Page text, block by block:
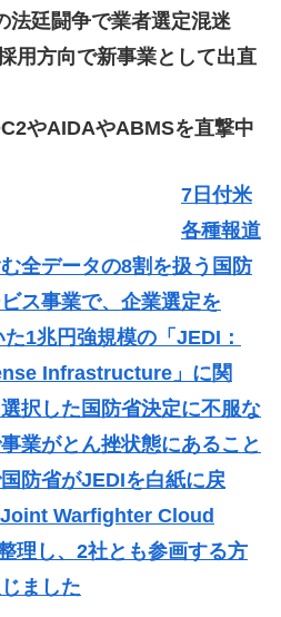
廷闘争で業者選定混迷
用方向で新事業として出直
やAIDAやABMSを直撃中
7日付米
各種報道
全データの8割を扱う国防
ス事業で、企業選定を
1兆円強規模の「JEDI：
Infrastructure」に関
択した国防省決定に不服な
業がとん挫状態にあること
防省がJEDIを白紙に戻
Joint Warfighter Cloud
理し、2社とも参画する方
ました